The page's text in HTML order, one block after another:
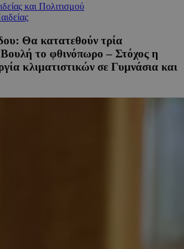
και Πολιτισμού
Θα κατατεθούν τρία
το φθινόπωρο – Στόχος η
κλιματιστικών σε Γυμνάσια και